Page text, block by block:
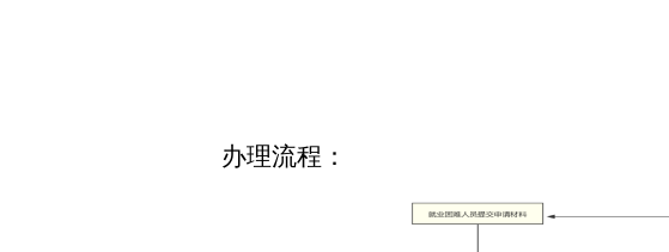
办理流程：